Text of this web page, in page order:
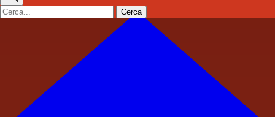
Cerca